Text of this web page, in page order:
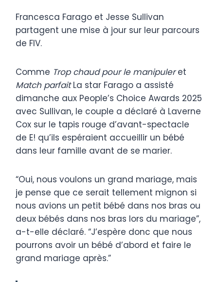
Francesca Farago et Jesse Sullivan
partagent une mise à jour sur leur parcours
de FIV.
Comme Trop chaud pour le manipuleret
Match parfaitLa star Farago a assisté
dimanche aux People’s Choice Awards 2025
avec Sullivan, le couple a déclaré à Laverne
Cox sur le tapis rouge d’avant-spectacle
de E! qu’ils espéraient accueillir un bébé
dans leur famille avant de se marier.
“Oui, nous voulons un grand mariage, mais
je pense que ce serait tellement mignon si
nous avions un petit bébé dans nos bras ou
deux bébés dans nos bras lors du mariage”,
a-t-elle déclaré. “J’espère donc que nous
pourrons avoir un bébé d’abord et faire le
grand mariage après.”